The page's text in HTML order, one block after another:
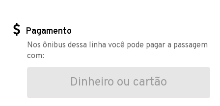
Pagamento
Nos ônibus dessa linha você pode pagar a passagem
com:
Dinheiro ou cartão